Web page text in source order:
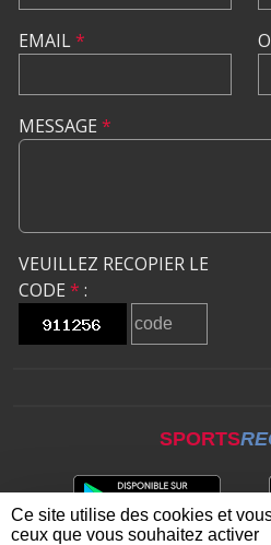
EMAIL*
MESSAGE *
VEUILLEZ RECOPIER LE
CODE * :
SPORTS
Ce site utilise des cookies et
ceux que vous souhaitez activer